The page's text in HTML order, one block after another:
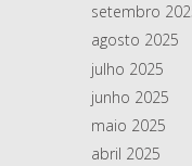
setembro
agosto 2025
julho 2025
junho 2025
maio 2025
abril 2025